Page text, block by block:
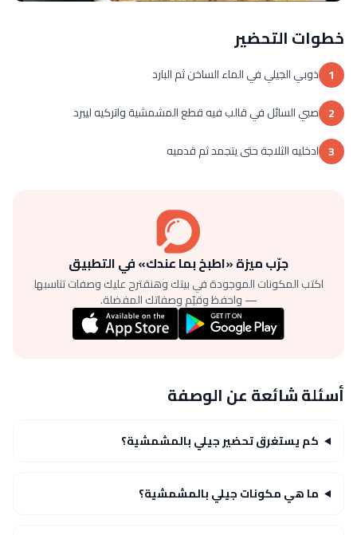
خطوات التحضير
1 ذوبي الجيلي في الماء الساخن ثم البارد
2 صبي السائل في قالب فيه قطع المشمشية واتركيه ليبرد
3 ادخليه الثلاجة حتى يتجمد ثم قدميه
جرّب ميزة «اطبخ بما عندك» في التطبيق
اكتب المكونات الموجودة في بيتك وهنقترح عليك وصفات تناسبها
— واحفظ وقيّم وصفاتك المفضلة.
أسئلة شائعة عن الوصفة
كم يستغرق تحضير جيلي بالمشمشية؟
ما هي مكونات جيلي بالمشمشية؟